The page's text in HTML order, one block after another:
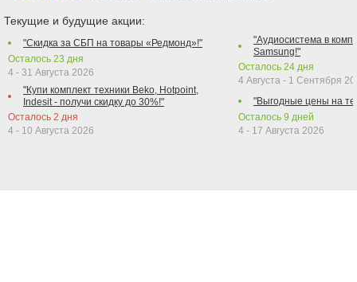
Текущие и будущие акции:
"Скидка за СБП на товары «Редмонд»!"
Осталось 23 дня
4 - 31 Августа 2026
"Купи комплект техники Beko, Hotpoint,
Indesit - получи скидку до 30%!"
Осталось 2 дня
4 - 10 Августа 2026
"Аудиосистема в
Samsung!"
Осталось 24 дня
4 Августа - 1 Сентября
"Выгодные цены на
Осталось 9 дней
4 - 17 Августа 2026